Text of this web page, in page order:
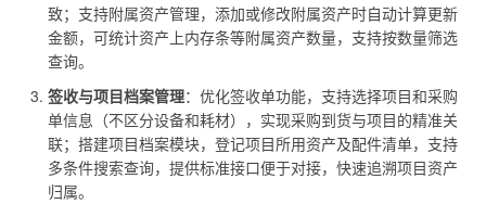
致；支持附属资产管理，添加或修改附属资产时自动计算更新
金额，可统计资产上内存条等附属资产数量，支持按数量筛选
查询。
签收与项目档案管理：优化签收单功能，支持选择项目和采购
单信息（不区分设备和耗材），实现采购到货与项目的精准关
联；搭建项目档案模块，登记项目所用资产及配件清单，支持
多条件搜索查询，提供标准接口便于对接，快速追溯项目资产
归属。